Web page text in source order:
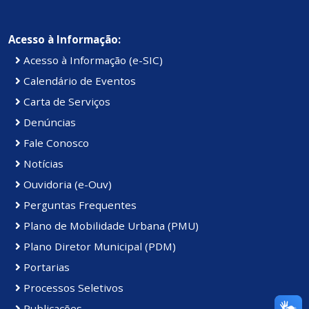
Acesso à Informação:
Acesso à Informação (e-SIC)
Calendário de Eventos
Carta de Serviços
Denúncias
Fale Conosco
Notícias
Ouvidoria (e-Ouv)
Perguntas Frequentes
Plano de Mobilidade Urbana (PMU)
Plano Diretor Municipal (PDM)
Portarias
Processos Seletivos